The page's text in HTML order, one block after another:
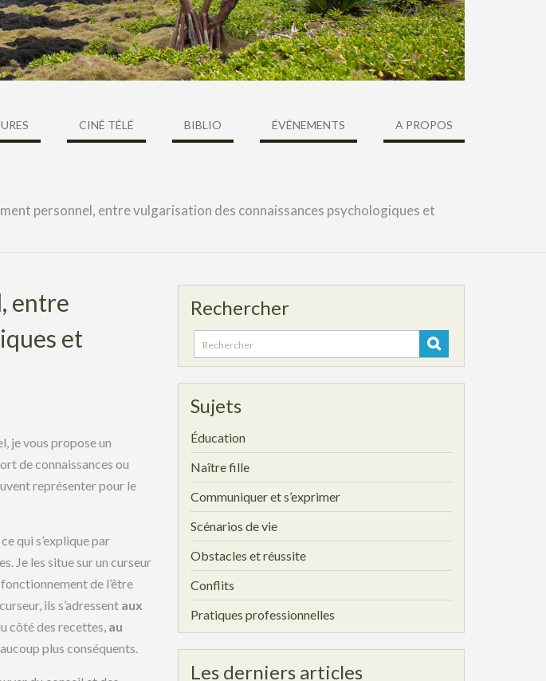
CINÉ TÉLÉ BIBLIO ÉVÉNEMENTS A PROPOS
personnel, entre vulgarisation des connaissances psychologiques et
entre
et
je vous propose un
de connaissances ou
représenter pour le
qui s’explique par
Je les situe sur un curseur
de l’être
ils s’adressent aux
côté des recettes, au
plus conséquents.
Rechercher
Search
for:
Sujets
Éducation
Naître fille
Communiquer et s’exprimer
Scénarios de vie
Obstacles et réussite
Conflits
Pratiques professionnelles
Les derniers articles